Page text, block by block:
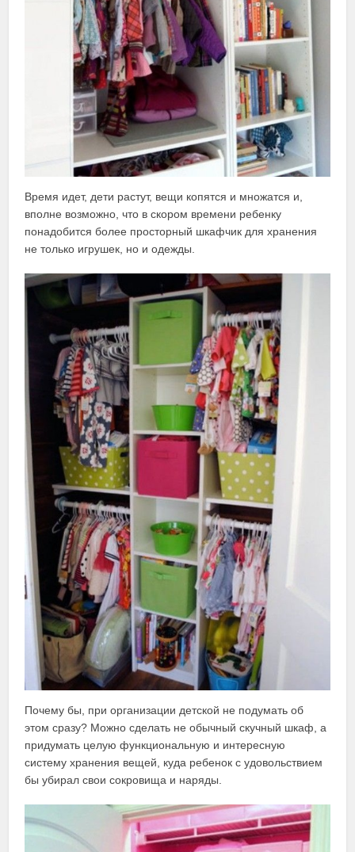
Время идет, дети растут, вещи копятся и множатся и,
вполне возможно, что в скором времени ребенку
понадобится более просторный шкафчик для хранения
не только игрушек, но и одежды.
Почему бы, при организации детской не подумать об
этом сразу? Можно сделать не обычный скучный шкаф, а
придумать целую функциональную и интересную
систему хранения вещей, куда ребенок с удовольствием
бы убирал свои сокровища и наряды.